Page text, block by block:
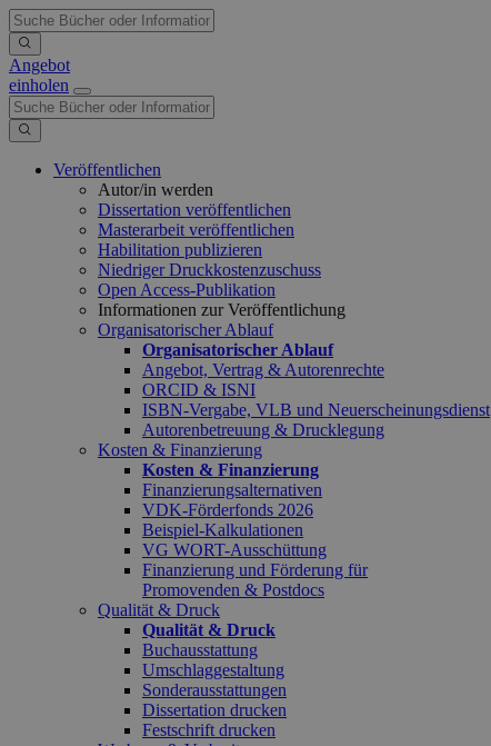
Angebot
einholen
Veröffentlichen
Autor/in werden
Dissertation veröffentlichen
Masterarbeit veröffentlichen
Habilitation publizieren
Niedriger Druckkostenzuschuss
Open Access-Publikation
Informationen zur Veröffentlichung
Organisatorischer Ablauf
Organisatorischer Ablauf
Angebot, Vertrag & Autorenrechte
ORCID & ISNI
ISBN-Vergabe, VLB und Neuerscheinungsdienst
Autorenbetreuung & Drucklegung
Kosten & Finanzierung
Kosten & Finanzierung
Finanzierungsalternativen
VDK-Förderfonds 2026
Beispiel-Kalkulationen
VG WORT-Ausschüttung
Finanzierung und Förderung für
Promovenden & Postdocs
Qualität & Druck
Qualität & Druck
Buchausstattung
Umschlaggestaltung
Sonderausstattungen
Dissertation drucken
Festschrift drucken